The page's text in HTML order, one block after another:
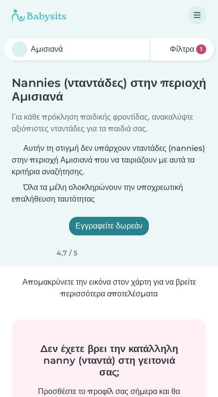
Φίλτρα 1
Nannies (νταντάδες) στην περιοχή
Αμισιανά
Για κάθε πρόκληση παιδικής φροντίδας, ανακαλύψτε
αξιόπιστες νταντάδες για τα παιδιά σας.
Αυτήν τη στιγμή δεν υπάρχουν νταντάδες (nannies)
στην περιοχή Αμισιανά που να ταιριάζουν με αυτά τα
κριτήρια αναζήτησης.
Όλα τα μέλη ολοκληρώνουν την υποχρεωτική
επαλήθευση ταυτότητας
Εγγραφείτε δωρεάν
4,7 / 5
Απομακρύνετε την εικόνα στον χάρτη για να βρείτε
περισσότερα αποτελέσματα
Δεν έχετε βρει την κατάλληλη
nanny (νταντά) στη γειτονιά
σας;
Προσθέστε το προφίλ σας σήμερα και θα